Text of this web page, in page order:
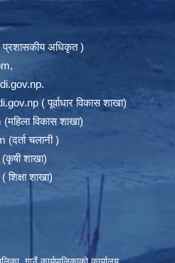
अधिकृत )
,
.
( पूर्वाधार विकास शाखा)
(महिला विकास शाखा)
(दर्ता चलानी )
(कृषी शाखा)
( शिक्षा शाखा)